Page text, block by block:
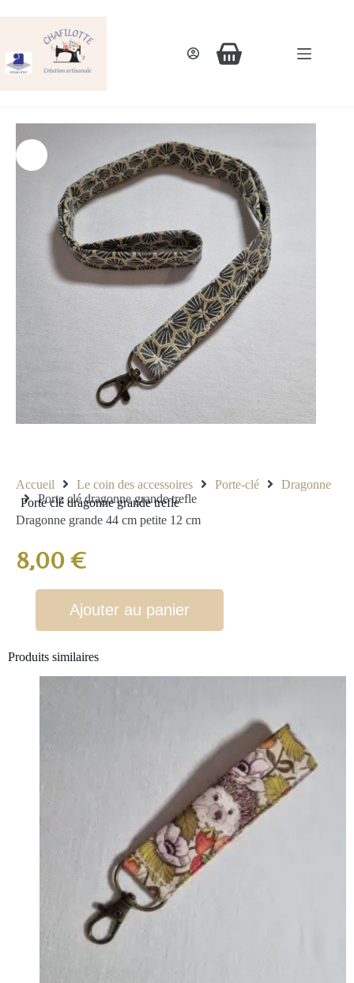
Accueil Le coin des accessoires Porte-clé
Dragonne
Porte clé dragonne grande trefle
Porte clé dragonne grande trefle
Dragonne grande 44 cm petite 12 cm
8,00€
Ajouter au panier
Produits similaires